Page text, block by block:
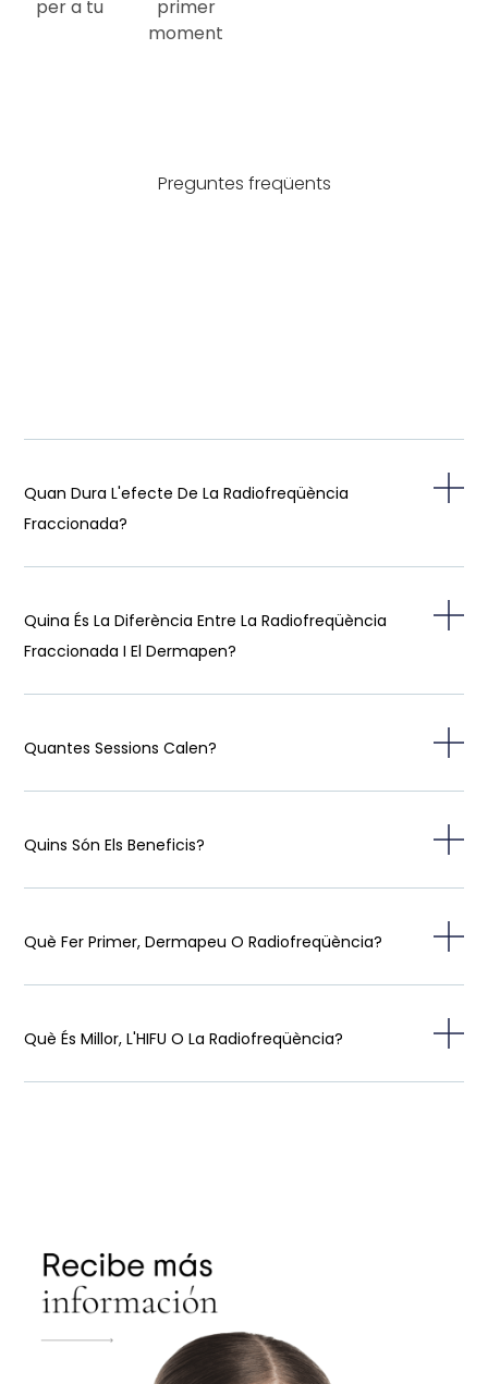
per a tu
primer
moment
Preguntes freqüents
Quan Dura L'efecte De La Radiofreqüència
Fraccionada?
Quina És La Diferència Entre La Radiofreqüència
Fraccionada I El Dermapen?
Quantes Sessions Calen?
Quins Són Els Beneficis?
Què Fer Primer, Dermapeu O Radiofreqüència?
Què És Millor, L'HIFU O La Radiofreqüència?